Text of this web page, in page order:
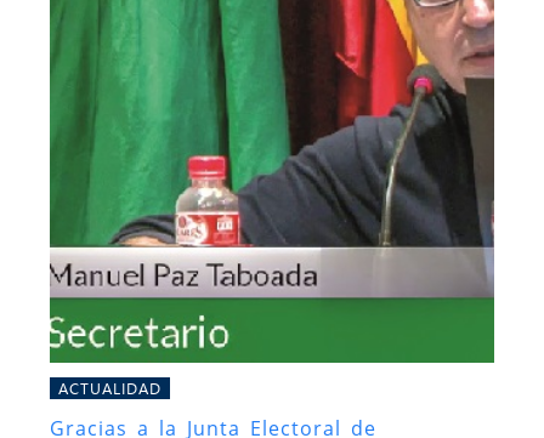
ACTUALIDAD
Gracias a la Junta Electoral de